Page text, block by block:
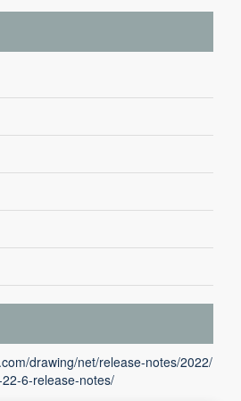
drawing/net/release-notes/2022/
6-release-notes/